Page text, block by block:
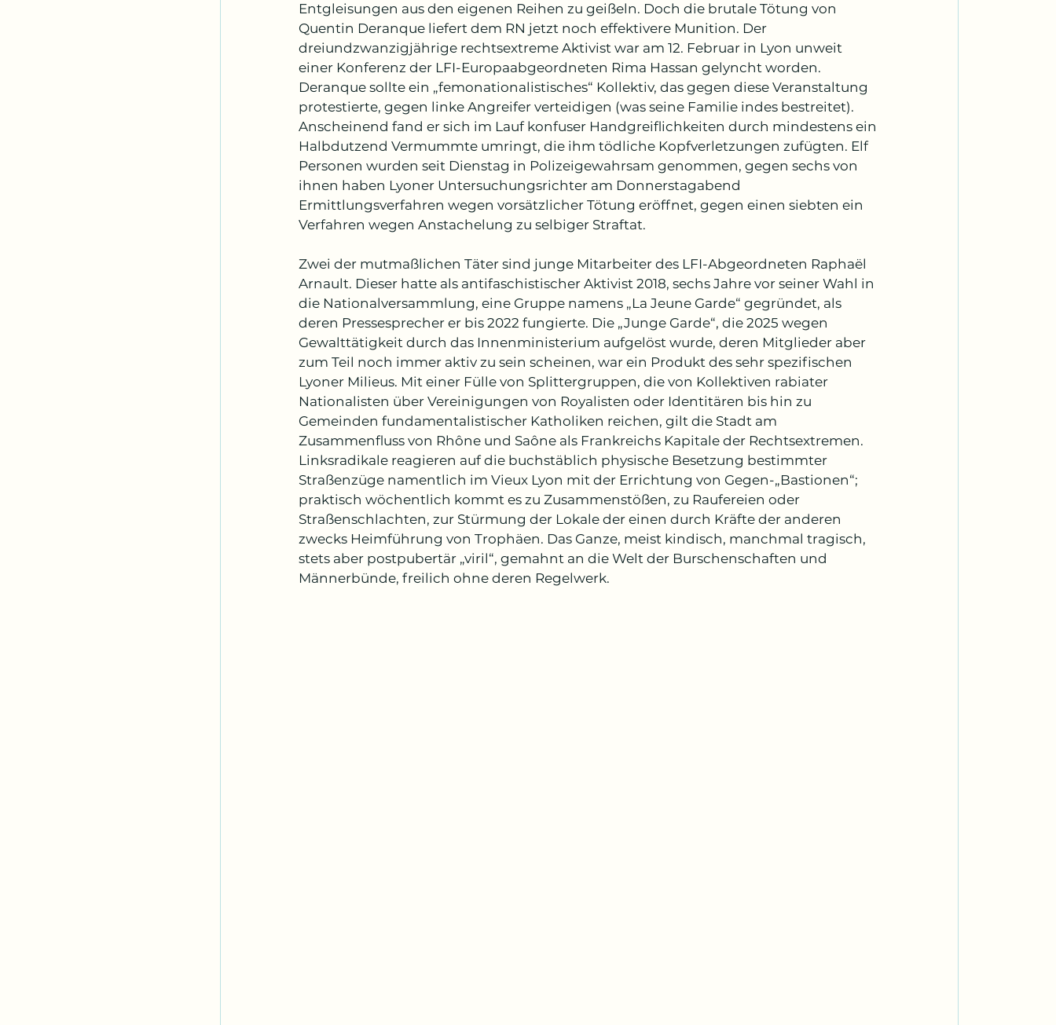
Entgleisungen aus den eigenen Reihen zu geißeln. Doch die brutale Tötung von
Quentin Deranque liefert dem RN jetzt noch effektivere Munition. Der
dreiundzwanzigjährige rechtsextreme Aktivist war am 12. Februar in Lyon unweit
einer Konferenz der LFI-Europaabgeordneten Rima Hassan gelyncht worden.
Deranque sollte ein „femonationalistisches“ Kollektiv, das gegen diese Veranstaltung
protestierte, gegen linke Angreifer verteidigen (was seine Familie indes bestreitet).
Anscheinend fand er sich im Lauf konfuser Handgreiflichkeiten durch mindestens ein
Halbdutzend Vermummte umringt, die ihm tödliche Kopfverletzungen zufügten. Elf
Personen wurden seit Dienstag in Polizeigewahrsam genommen, gegen sechs von
ihnen haben Lyoner Untersuchungsrichter am Donnerstagabend
Ermittlungsverfahren wegen vorsätzlicher Tötung eröffnet, gegen einen siebten ein
Verfahren wegen Anstachelung zu selbiger Straftat.
Zwei der mutmaßlichen Täter sind junge Mitarbeiter des LFI-Abgeordneten Raphaël
Arnault. Dieser hatte als antifaschistischer Aktivist 2018, sechs Jahre vor seiner Wahl in
die Nationalversammlung, eine Gruppe namens „La Jeune Garde“ gegründet, als
deren Pressesprecher er bis 2022 fungierte. Die „Junge Garde“, die 2025 wegen
Gewalttätigkeit durch das Innenministerium aufgelöst wurde, deren Mitglieder aber
zum Teil noch immer aktiv zu sein scheinen, war ein Produkt des sehr spezifischen
Lyoner Milieus. Mit einer Fülle von Splittergruppen, die von Kollektiven rabiater
Nationalisten über Vereinigungen von Royalisten oder Identitären bis hin zu
Gemeinden fundamentalistischer Katholiken reichen, gilt die Stadt am
Zusammenfluss von Rhône und Saône als Frankreichs Kapitale der Rechtsextremen.
Linksradikale reagieren auf die buchstäblich physische Besetzung bestimmter
Straßenzüge namentlich im Vieux Lyon mit der Errichtung von Gegen-„Bastionen“;
praktisch wöchentlich kommt es zu Zusammenstößen, zu Raufereien oder
Straßenschlachten, zur Stürmung der Lokale der einen durch Kräfte der anderen
zwecks Heimführung von Trophäen. Das Ganze, meist kindisch, manchmal tragisch,
stets aber postpubertär „viril“, gemahnt an die Welt der Burschenschaften und
Männerbünde, freilich ohne deren Regelwerk.